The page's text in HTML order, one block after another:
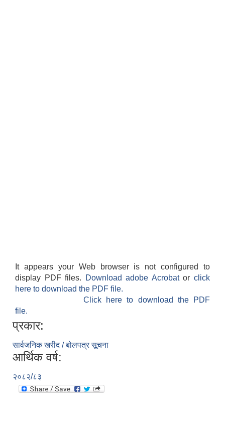
It appears your Web browser is not configured to
display PDF files.
Download adobe Acrobatorclick
here to download the PDF file.
Click here to download the PDF
file.
प्रकार:
सार्वजनिक खरीद / बोलपत्र सूचना
आर्थिक वर्ष:
२०८२/८३